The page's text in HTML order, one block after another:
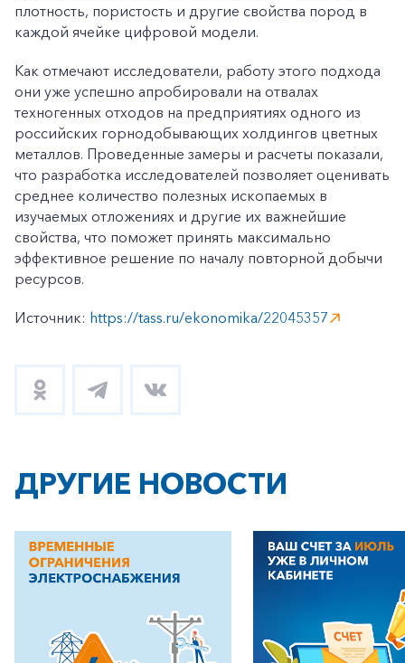
+7-800-700-24-57
плотность, пористость и другие свойства пород в
каждой ячейке цифровой модели.
Как отмечают исследователи, работу этого подхода
они уже успешно апробировали на отвалах
техногенных отходов на предприятиях одного из
российских горнодобывающих холдингов цветных
металлов. Проведенные замеры и расчеты показали,
что разработка исследователей позволяет оценивать
среднее количество полезных ископаемых в
изучаемых отложениях и другие их важнейшие
свойства, что поможет принять максимально
эффективное решение по началу повторной добычи
ресурсов.
Источник: https://tass.ru/ekonomika/22045357
ДРУГИЕ НОВОСТИ